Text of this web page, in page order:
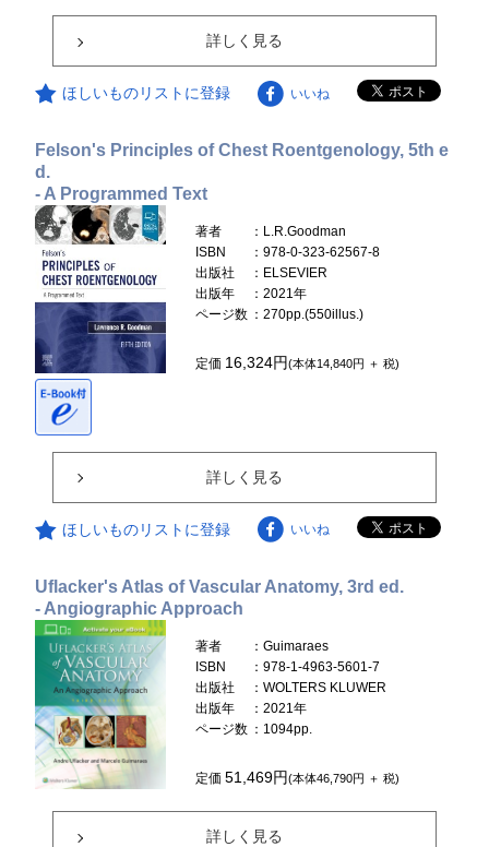
詳しく見る
ほしいものリストに登録 いいね
Felson's Principles of Chest Roentgenology, 5th e
d.
- A Programmed Text
著者
：L.R.Goodman
ISBN
：978-0-323-62567-8
出版社
：ELSEVIER
出版年
：2021年
ページ数 ：270pp.(550illus.)
定価 16,324円(本体14,840円 ＋ 税)
詳しく見る
ほしいものリストに登録 いいね
Uflacker's Atlas of Vascular Anatomy, 3rd ed.
- Angiographic Approach
著者
：Guimaraes
ISBN
：978-1-4963-5601-7
出版社
：WOLTERS KLUWER
出版年
：2021年
ページ数 ：1094pp.
定価51,469円(本体46,790円 ＋ 税)
詳しく見る